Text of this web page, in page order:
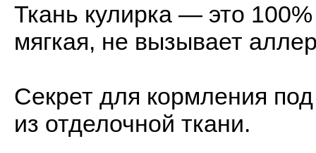
Ткань кулирка — это
мягкая, не вызывает
Секрет для кормления
из отделочной ткани.